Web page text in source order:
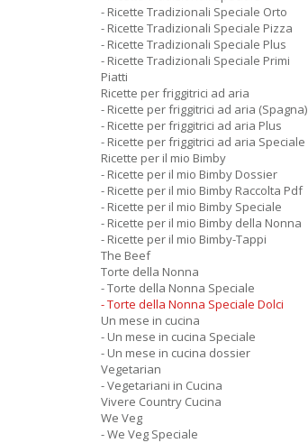
- Ricette Tradizionali Speciale Orto
- Ricette Tradizionali Speciale Pizza
- Ricette Tradizionali Speciale Plus
- Ricette Tradizionali Speciale Primi
Piatti
Ricette per friggitrici ad aria
- Ricette per friggitrici ad aria (Spagna)
- Ricette per friggitrici ad aria Plus
- Ricette per friggitrici ad aria Speciale
Ricette per il mio Bimby
- Ricette per il mio Bimby Dossier
- Ricette per il mio Bimby Raccolta Pdf
- Ricette per il mio Bimby Speciale
- Ricette per il mio Bimby della Nonna
- Ricette per il mio Bimby-Tappi
The Beef
Torte della Nonna
- Torte della Nonna Speciale
- Torte della Nonna Speciale Dolci
Un mese in cucina
- Un mese in cucina Speciale
- Un mese in cucina dossier
Vegetarian
- Vegetariani in Cucina
Vivere Country Cucina
We Veg
- We Veg Speciale